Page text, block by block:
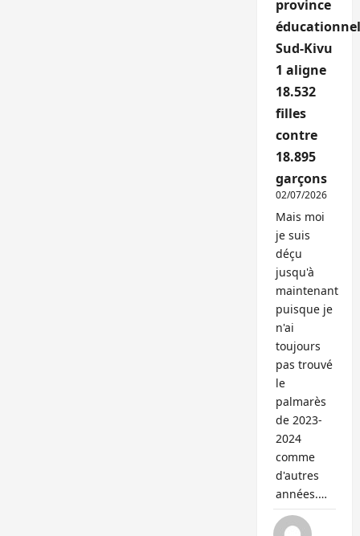
province
Sud-Kivu
1 aligne
18.532
filles
contre
18.895
garçons
02/07/2026
Mais moi
je suis
déçu
jusqu'à
maintenant
puisque je
n'ai
toujours
pas trouvé
le
palmarès
de 2023-
2024
comme
d'autres
années.…